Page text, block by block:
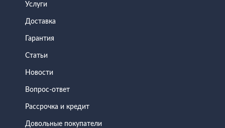
Услуги
Доставка
Гарантия
Статьи
Новости
Вопрос-ответ
Рассрочка и кредит
Довольные покупатели